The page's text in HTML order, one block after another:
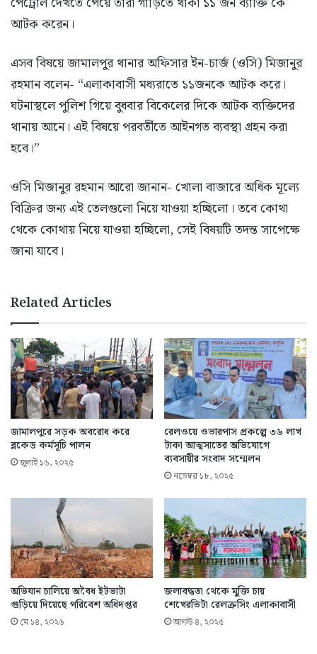
আটক করেন।
এসব বিষয়ে জামালপুর থানার অফিসার ইন-চার্জ (ওসি) মিজানুর
রহমান বলেন- ‍“এলাকাবাসী মধ্যরাতে ১১জনকে আটক করে।
ঘটনাস্থলে পুলিশ গিয়ে বুধবার বিকেলের দিকে আটক ব্যক্তিদের
থানায় আনে। এই বিষয়ে পরবর্তীতে আইনগত ব্যবস্থা গ্রহন করা
হবে।”
ওসি মিজানুর রহমান আরো জানান- খোলা বাজারে অধিক মূল্যে
বিক্রির জন্য এই তেলগুলো নিয়ে যাওয়া হচ্ছিলো। তবে কোথা
থেকে কোথায় নিয়ে যাওয়া হচ্ছিলো, সেই বিষয়টি তদন্ত সাপেক্ষে
জানা যাবে।
Related Articles
জামালপুরে সড়ক অবরোধ করে
ব্লকেড কর্মসূচি পালন
জুলাই ১৬, ২০২৫
রেলওয়ে ওভারপাস প্রকল্পে ৩৬ লাখ
টাকা আত্মসাতের অভিযোগে
ব্যবসায়ীর সংবাদ সম্মেলন
নভেম্বর ১৮, ২০২৫
অভিযান চালিয়ে অবৈধ ইটভাটা
গুড়িয়ে দিয়েছে পরিবেশ অধিদপ্তর
মে ১৪, ২০২৬
জলাবদ্ধতা থেকে মুক্তি চায়
শেখেরভিটা রেলক্রসিং এলাকাবাসী
আগস্ট ৪, ২০২৫